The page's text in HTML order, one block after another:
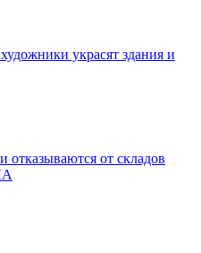
украсят здания и
отказываются от складов